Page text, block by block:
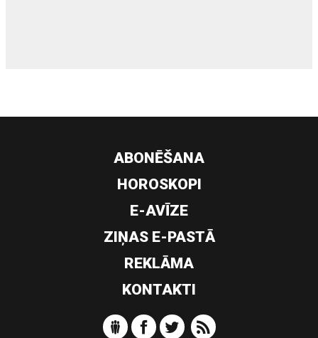
ABONĒŠANA
HOROSKOPI
E-AVĪZE
ZIŅAS E-PASTĀ
REKLĀMA
KONTAKTI